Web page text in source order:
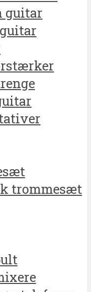
guitar
trommesæt